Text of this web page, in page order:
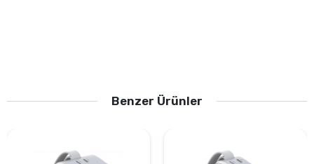
Benzer Ürünler